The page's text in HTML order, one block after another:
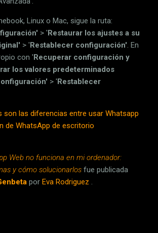
Linux o Mac, sigue la ruta:
> 'Restaurar los ajustes a su
> 'Restablecer configuración'. En
con 'Recuperar configuración y
los valores predeterminados
> 'Restablecer
son las diferencias entre usar Whatsapp
de WhatsApp de escritorio
Web no funciona en mi ordenador:
y cómo solucionarlos fue publicada
por Eva Rodriguez .